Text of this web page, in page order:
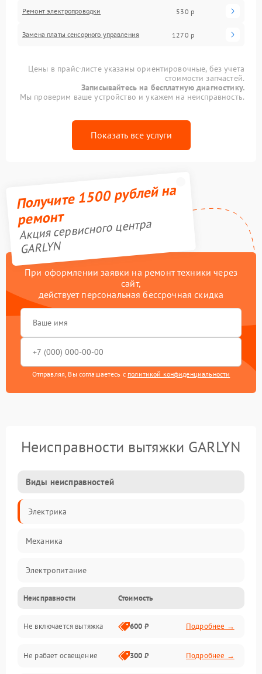
Ремонт электропроводки 530 р
Замена платы сенсорного управления 1270 р
Цены в прайс-листе указаны ориентировочные, без учета
стоимости запчастей.
Записывайтесь на бесплатную диагностику.
Мы проверим ваше устройство и укажем на неисправность.
Показать все услуги
Получите 1500 рублей на
ремонт
Акция сервисного центра
GARLYN
При оформлении заявки на ремонт техники через
сайт,
действует персональная бессрочная скидка
Отправляя, Вы соглашаетесь с политикой конфиденциальности
Неисправности вытяжки GARLYN
Виды неисправностей
Электрика
Механика
Электропитание
Вентиляция
Освещение
Механические повреждения
Неисправности Стоимость
Не включается вытяжка 600 ₽ Подробнее →
Не рабает освещение 300 ₽ Подробнее →